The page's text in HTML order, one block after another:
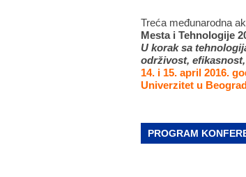
Treća međunarodna
Mesta i Tehnologije
U korak sa
održivost,
14. i 15. april 2016.
Univerzitet u
PROGRAM